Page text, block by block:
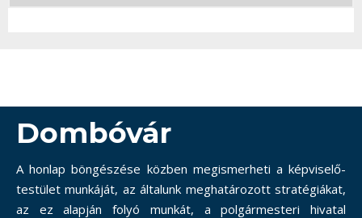
Dombóvár
A honlap böngészése közben megismerheti a képviselő-
testület munkáját, az általunk meghatározott stratégiákat,
az ez alapján folyó munkát, a polgármesteri hivatal